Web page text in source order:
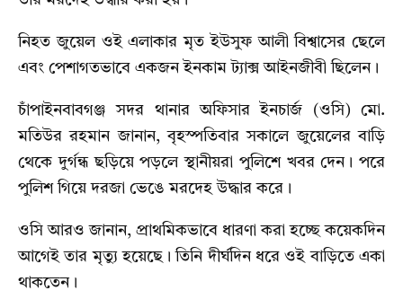
নিহত জুয়েল ওই এলাকার মৃত ইউসুফ আলী বিশ্বাসের ছেলে
এবং পেশাগতভাবে একজন ইনকাম ট্যাক্স আইনজীবী ছিলেন।
চাঁপাইনবাবগঞ্জ সদর থানার অফিসার ইনচার্জ (ওসি) মো.
মতিউর রহমান জানান, বৃহস্পতিবার সকালে জুয়েলের বাড়ি
থেকে দুর্গন্ধ ছড়িয়ে পড়লে স্থানীয়রা পুলিশে খবর দেন। পরে
পুলিশ গিয়ে দরজা ভেঙে মরদেহ উদ্ধার করে।
ওসি আরও জানান, প্রাথমিকভাবে ধারণা করা হচ্ছে কয়েকদিন
আগেই তার মৃত্যু হয়েছে। তিনি দীর্ঘদিন ধরে ওই বাড়িতে একা
থাকতেন।